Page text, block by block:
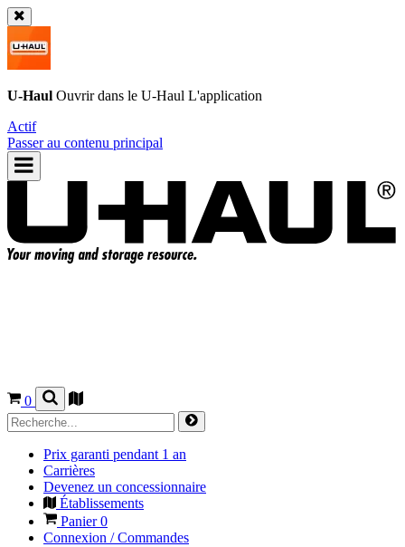
U-Haul Ouvrir dans le U-Haul L'application
Actif
Passer au contenu principal
0
Prix garanti pendant 1 an
Carrières
Devenez un concessionnaire
Établissements
Panier0
Connexion / Commandes